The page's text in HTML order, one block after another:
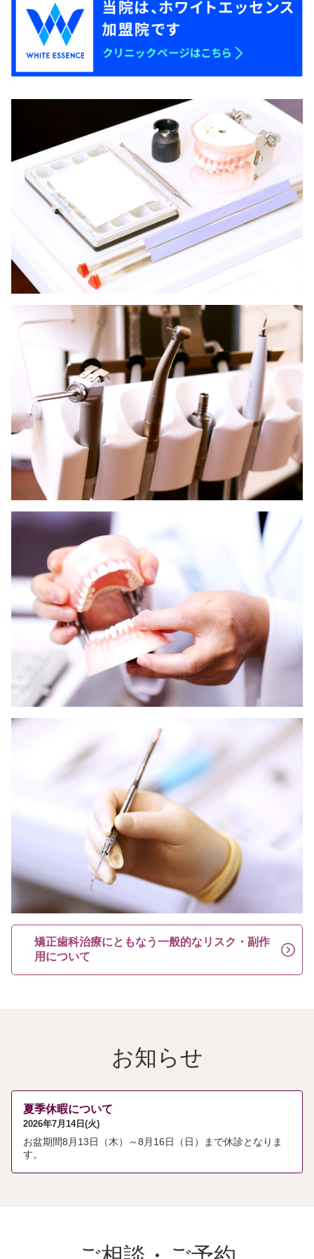
矯正歯科治療にともなう一般的なリスク・副作
用について
お知らせ
夏季休暇について
2026年7月14日(火)
お盆期間8月13日（木）～8月16日（日）まで休診となりま
す。